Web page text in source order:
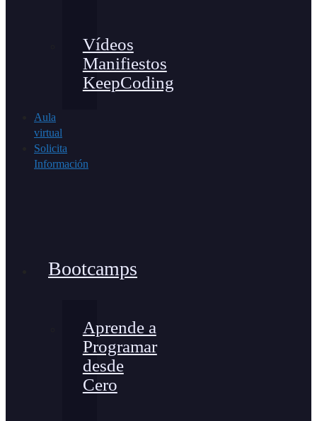
Vídeos
Manifiestos
KeepCoding
Aula
virtual
Solicita
Información
Bootcamps
Aprende a
Programar
desde
Cero